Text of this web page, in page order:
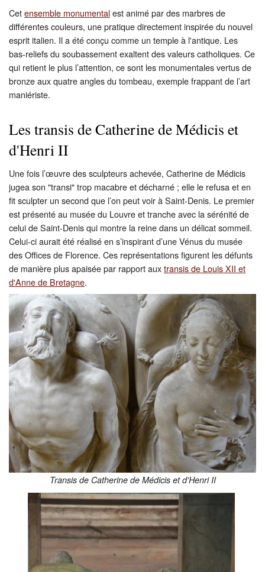
Cetensemble monumentalest animé par des marbres de
différentes couleurs, une pratique directement inspirée du nouvel
esprit italien. Il a été conçu comme un temple à l'antique. Les
bas-reliefs du soubassement exaltent des valeurs catholiques. Ce
qui retient le plus l’attention, ce sont les monumentales vertus de
bronze aux quatre angles du tombeau, exemple frappant de l’art
maniériste.
Les transis de Catherine de Médicis et
d'Henri II
Une fois l’œuvre des sculpteurs achevée, Catherine de Médicis
jugea son "transi" trop macabre et décharné ; elle le refusa et en
fit sculpter un second que l’on peut voir à Saint-Denis. Le premier
est présenté au musée du Louvre et tranche avec la sérénité de
celui de Saint-Denis qui montre la reine dans un délicat sommeil.
Celui-ci aurait été réalisé en s’inspirant d’une Vénus du musée
des Offices de Florence. Ces représentations figurent les défunts
de manière plus apaisée par rapport auxtransis de Louis XII et
d'Anne de Bretagne.
Transis de Catherine de Médicis et d'Henri II